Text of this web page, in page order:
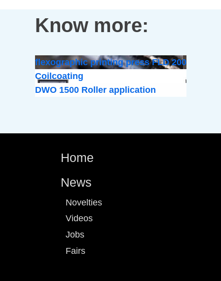
Know more:
flexographic printing press FLD 200
Coilcoating
DWO 1500 Roller application
Home
News
Novelties
Videos
Jobs
Fairs